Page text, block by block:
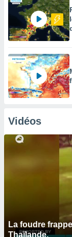
Vidéos
La foudre
Thaïlande.